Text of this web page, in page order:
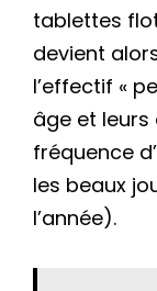
tablettes
devient
l’effectif «
âge et leurs
fréquence
les beaux
l’année).